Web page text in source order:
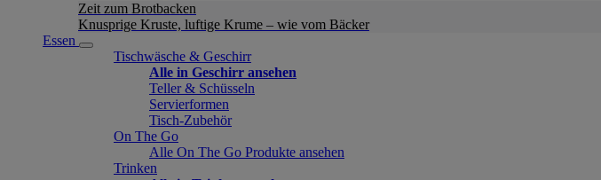
Zeit zum Brotbacken
Knusprige Kruste, luftige Krume – wie vom Bäcker
Essen
Tischwäsche & Geschirr
Alle in Geschirr ansehen
Teller & Schüsseln
Servierformen
Tisch-Zubehör
On The Go
Alle On The Go Produkte ansehen
Trinken